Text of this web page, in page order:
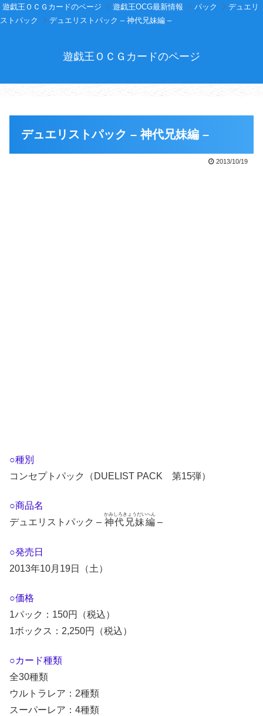
遊戯王ＯＣＧカードのページ 遊戯王OCG最新情報 パック
デュエリ
ストパック
デュエリストパック – 神代兄妹編 –
遊戯王ＯＣＧカードのページ
デュエリストパック – 神代兄妹編 –
2013/10/19
○種別
コンセプトパック（DUELIST PACK 第15弾）
○商品名
デュエリストパック – 神代兄妹編
かみしろきょうだいへん
–
○発売日
2013年10月19日（土）
○価格
1パック：150円（税込）
1ボックス：2,250円（税込）
○カード種類
全30種類
ウルトラレア：2種類
スーパーレア：4種類